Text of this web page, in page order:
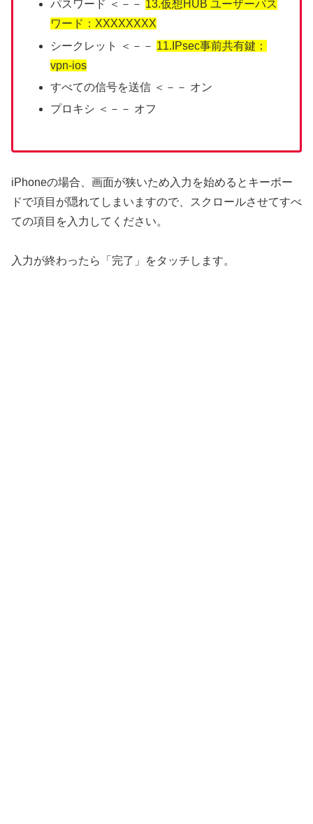
パスワード ＜－－ 13.仮想HUB ユーザーパス
ワード：XXXXXXXX
シークレット ＜－－ 11.IPsec事前共有鍵：
vpn-ios
すべての信号を送信 ＜－－ オン
プロキシ ＜－－ オフ
iPhoneの場合、画面が狭いため入力を始めるとキーボー
ドで項目が隠れてしまいますので、スクロールさせてすべ
ての項目を入力してください。
入力が終わったら「完了」をタッチします。